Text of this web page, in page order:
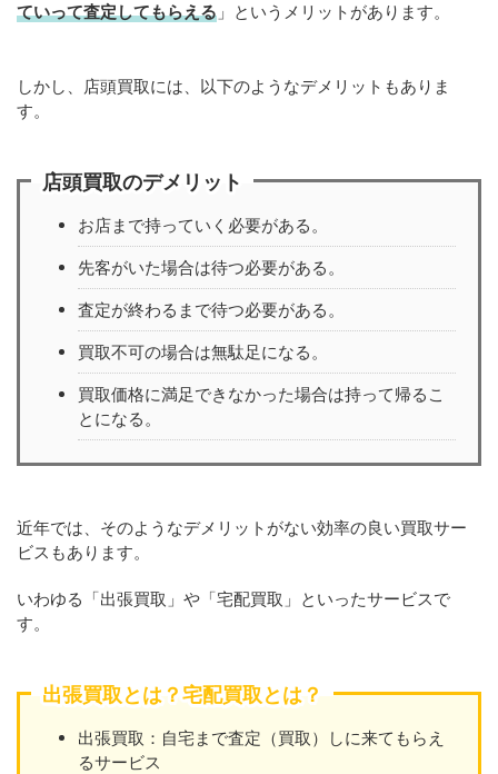
ていって査定してもらえる 」というメリットがあります。
しかし、店頭買取には、以下のようなデメリットもありま
す。
店頭買取のデメリット
お店まで持っていく必要がある。
先客がいた場合は待つ必要がある。
査定が終わるまで待つ必要がある。
買取不可の場合は無駄足になる。
買取価格に満足できなかった場合は持って帰るこ
とになる。
近年では、そのようなデメリットがない効率の良い買取サー
ビスもあります。
いわゆる「出張買取」や「宅配買取」といったサービスで
す。
出張買取とは？宅配買取とは？
出張買取：自宅まで査定（買取）しに来てもらえ
るサービス